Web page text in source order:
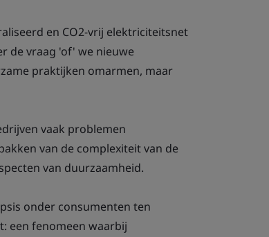
en CO2-vrij elektriciteitsnet
de vraag 'of' we nieuwe
praktijken omarmen, maar
vaak problemen
van de complexiteit van de
van duurzaamheid.
onder consumenten ten
een fenomeen waarbij